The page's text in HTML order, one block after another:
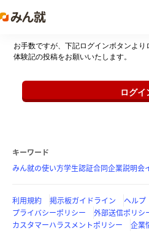
お手数ですが、下記ログインボタンよ
体験記の投稿をお願いいたします。
ログイ
キーワード
みん就の使い方学生認証合同企業説明会
利用規約 掲示板ガイドライン ヘルプ
プライバシーポリシー
外部送信ポリシ
カスタマーハラスメントポリシー
企業